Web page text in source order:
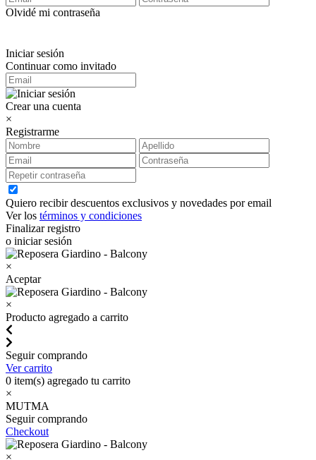
Olvidé mi contraseña
Iniciar sesión
Continuar como invitado
Crear una cuenta
×
Registrarme
Quiero recibir descuentos exclusivos y novedades por email
Ver los términos y condiciones
Finalizar registro
o iniciar sesión
×
Aceptar
×
Producto agregado a carrito
Seguir comprando
Ver carrito
0 item(s) agregado tu carrito
×
MUTMA
Seguir comprando
Checkout
×